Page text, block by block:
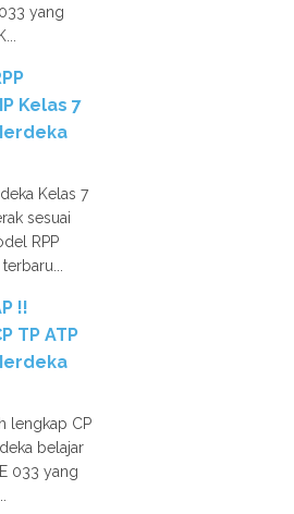
yang
Kelas 7
Kelas 7
sesuai
RPP
!!
TP ATP
lengkap CP
belajar
033 yang